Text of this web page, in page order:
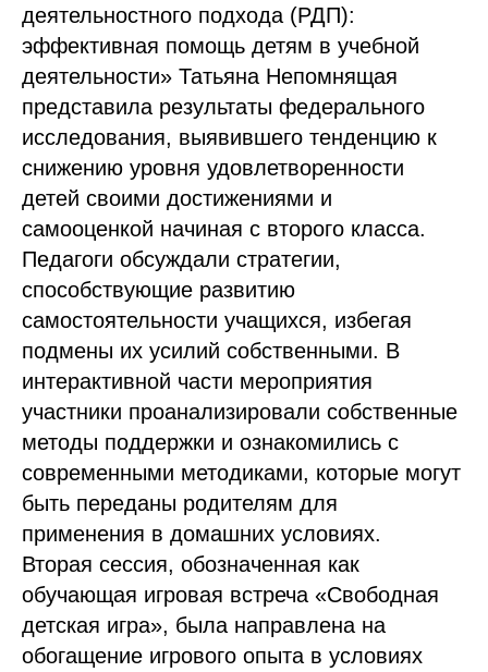
деятельностного подхода (РДП):
эффективная помощь детям в учебной
деятельности» Татьяна Непомнящая
представила результаты федерального
исследования, выявившего тенденцию к
снижению уровня удовлетворенности
детей своими достижениями и
самооценкой начиная с второго класса.
Педагоги обсуждали стратегии,
способствующие развитию
самостоятельности учащихся, избегая
подмены их усилий собственными. В
интерактивной части мероприятия
участники проанализировали собственные
методы поддержки и ознакомились с
современными методиками, которые могут
быть переданы родителям для
применения в домашних условиях.
Вторая сессия, обозначенная как
обучающая игровая встреча «Свободная
детская игра», была направлена на
обогащение игрового опыта в условиях